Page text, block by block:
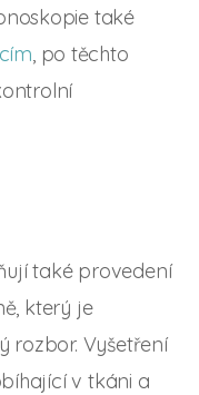
také
, po těchto
také provedení
který je
rozbor. Vyšetření
v tkáni a